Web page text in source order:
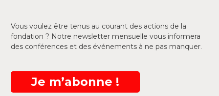
Vous voulez être tenus au courant des actions de la
fondation ? Notre newsletter mensuelle vous informera
des conférences et des événements à ne pas manquer.
Je m’abonne !